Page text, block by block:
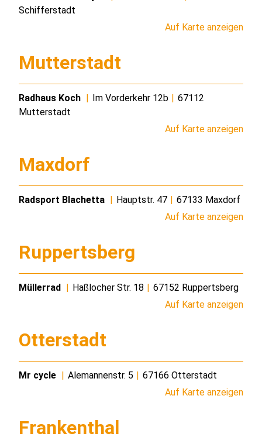
Schifferstadt
Auf Karte anzeigen
Mutterstadt
Radhaus Koch Im Vorderkehr 12b
67112
Mutterstadt
Auf Karte anzeigen
Maxdorf
Radsport Blachetta Hauptstr. 47
67133 Maxdorf
Auf Karte anzeigen
Ruppertsberg
Müllerrad Haßlocher Str. 18
67152 Ruppertsberg
Auf Karte anzeigen
Otterstadt
Mr cycle Alemannenstr. 5
67166 Otterstadt
Auf Karte anzeigen
Frankenthal